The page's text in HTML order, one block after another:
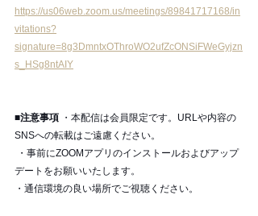
https://us06web.zoom.us/meetings/89841717168/in
vitations?
signature=8g3DmntxOThroWO2ufZcONSiFWeGyjzn
s_HSg8ntAIY
■注意事項 ・本配信は会員限定です。URLや内容の
SNSへの転載はご遠慮ください。
デートをお願いいたします。
・通信環境の良い場所でご視聴ください。